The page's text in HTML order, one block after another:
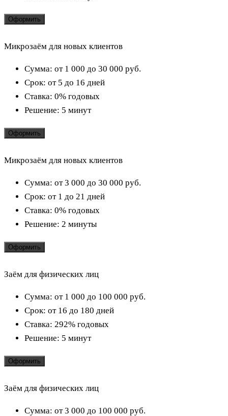
Оформить
Микрозаём для новых клиентов
Сумма: от 1 000 до 30 000 руб.
Срок: от 5 до 16 дней
Ставка: 0% годовых
Решение: 5 минут
Оформить
Микрозаём для новых клиентов
Сумма: от 3 000 до 30 000 руб.
Срок: от 1 до 21 дней
Ставка: 0% годовых
Решение: 2 минуты
Оформить
Заём для физических лиц
Сумма: от 1 000 до 100 000 руб.
Срок: от 16 до 180 дней
Ставка: 292% годовых
Решение: 5 минут
Оформить
Заём для физических лиц
Сумма: от 3 000 до 100 000 руб.